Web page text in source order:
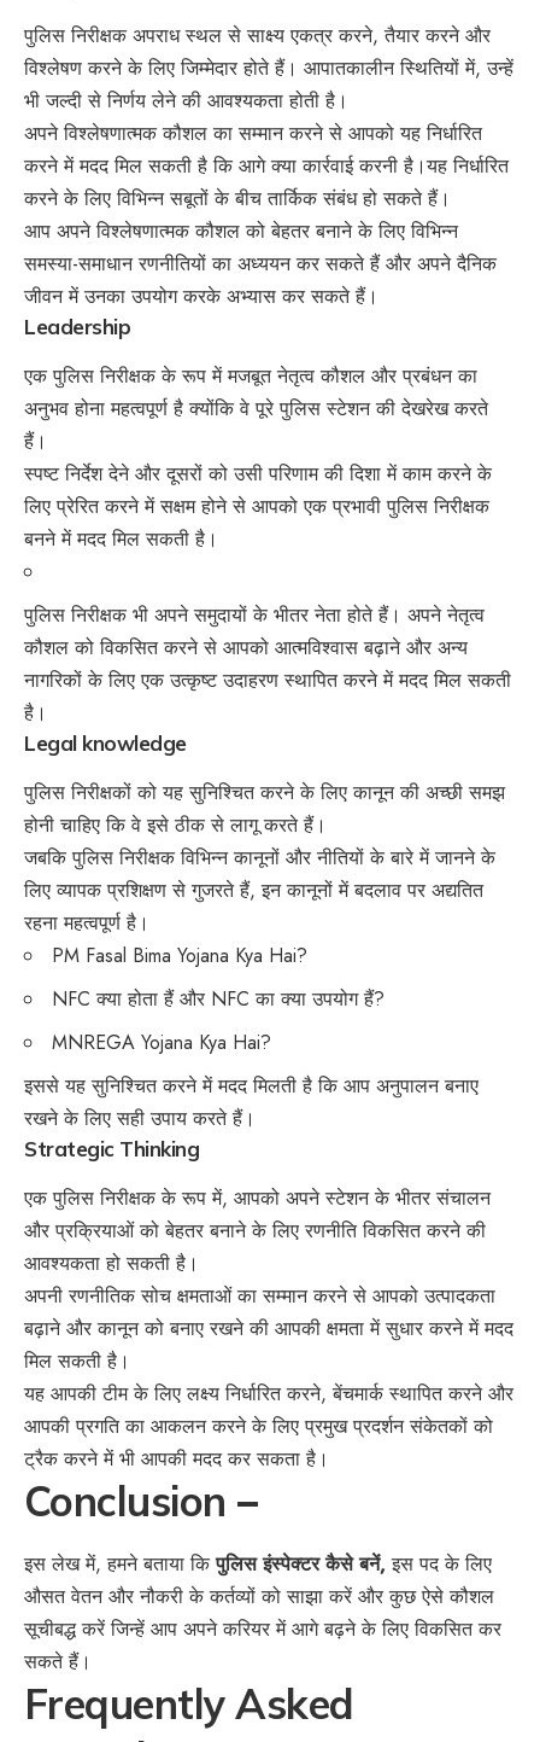
पुलिस निरीक्षक अपराध स्थल से साक्ष्य एकत्र करने, तैयार करने और
विश्लेषण करने के लिए जिम्मेदार होते हैं। आपातकालीन स्थितियों में, उन्हें
भी जल्दी से निर्णय लेने की आवश्यकता होती है।
अपने विश्लेषणात्मक कौशल का सम्मान करने से आपको यह निर्धारित
करने में मदद मिल सकती है कि आगे क्या कार्रवाई करनी है।यह निर्धारित
करने के लिए विभिन्न सबूतों के बीच तार्किक संबंध हो सकते हैं।
आप अपने विश्लेषणात्मक कौशल को बेहतर बनाने के लिए विभिन्न
समस्या-समाधान रणनीतियों का अध्ययन कर सकते हैं और अपने दैनिक
जीवन में उनका उपयोग करके अभ्यास कर सकते हैं।
Leadership
एक पुलिस निरीक्षक के रूप में मजबूत नेतृत्व कौशल और प्रबंधन का
अनुभव होना महत्वपूर्ण है क्योंकि वे पूरे पुलिस स्टेशन की देखरेख करते
हैं।
स्पष्ट निर्देश देने और दूसरों को उसी परिणाम की दिशा में काम करने के
लिए प्रेरित करने में सक्षम होने से आपको एक प्रभावी पुलिस निरीक्षक
बनने में मदद मिल सकती है।
पुलिस निरीक्षक भी अपने समुदायों के भीतर नेता होते हैं। अपने नेतृत्व
कौशल को विकसित करने से आपको आत्मविश्वास बढ़ाने और अन्य
नागरिकों के लिए एक उत्कृष्ट उदाहरण स्थापित करने में मदद मिल सकती
है।
Legal knowledge
पुलिस निरीक्षकों को यह सुनिश्चित करने के लिए कानून की अच्छी समझ
होनी चाहिए कि वे इसे ठीक से लागू करते हैं।
जबकि पुलिस निरीक्षक विभिन्न कानूनों और नीतियों के बारे में जानने के
लिए व्यापक प्रशिक्षण से गुजरते हैं, इन कानूनों में बदलाव पर अद्यतित
रहना महत्वपूर्ण है।
PM Fasal Bima Yojana Kya Hai?
NFC क्या होता हैं और NFC का क्या उपयोग हैं?
MNREGA Yojana Kya Hai?
इससे यह सुनिश्चित करने में मदद मिलती है कि आप अनुपालन बनाए
रखने के लिए सही उपाय करते हैं।
Strategic Thinking
एक पुलिस निरीक्षक के रूप में, आपको अपने स्टेशन के भीतर संचालन
और प्रक्रियाओं को बेहतर बनाने के लिए रणनीति विकसित करने की
आवश्यकता हो सकती है।
अपनी रणनीतिक सोच क्षमताओं का सम्मान करने से आपको उत्पादकता
बढ़ाने और कानून को बनाए रखने की आपकी क्षमता में सुधार करने में मदद
मिल सकती है।
यह आपकी टीम के लिए लक्ष्य निर्धारित करने, बेंचमार्क स्थापित करने और
आपकी प्रगति का आकलन करने के लिए प्रमुख प्रदर्शन संकेतकों को
ट्रैक करने में भी आपकी मदद कर सकता है।
Conclusion –
इस लेख में, हमने बताया किपुलिस इंस्पेक्टर कैसे बनें, इस पद के लिए
औसत वेतन और नौकरी के कर्तव्यों को साझा करें और कुछ ऐसे कौशल
सूचीबद्ध करें जिन्हें आप अपने करियर में आगे बढ़ने के लिए विकसित कर
सकते हैं।
Frequently Asked